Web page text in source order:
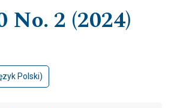
No. 2 (2024)
Polski)